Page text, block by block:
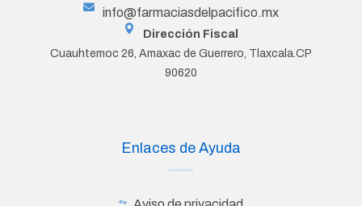
info@farmaciasdelpacifico.mx
Dirección Fiscal
Cuauhtemoc 26, Amaxac de Guerrero, Tlaxcala.CP
90620
Enlaces de Ayuda